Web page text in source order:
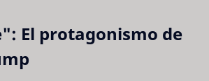
El protagonismo de